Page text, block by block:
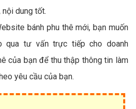
dung tốt.
bánh phu thê mới, bạn muốn
qua tư vấn trực tiếp cho doanh
của bạn để thu thập thông tin làm
yêu cầu của bạn.